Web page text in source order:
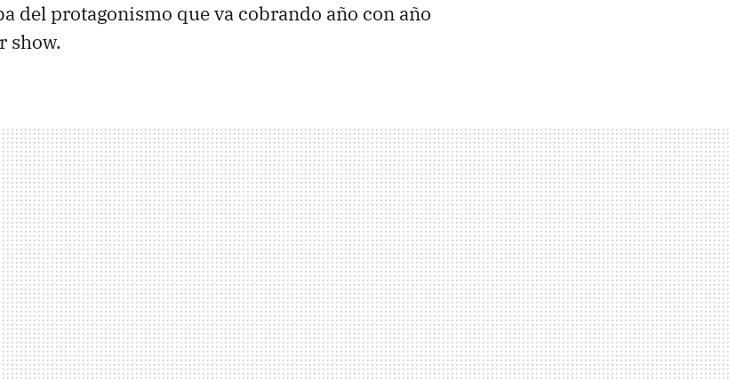
del protagonismo que va cobrando año con año
show.